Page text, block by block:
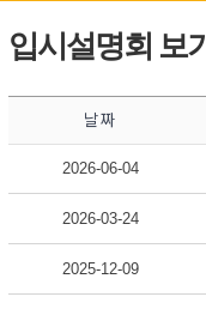
입시설명회 보기
날 짜
2026-06-04
2026-03-24
2025-12-09